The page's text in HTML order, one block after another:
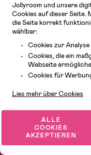
Auf Lager
Pinepeak Flaschenhalter
1,99 €
UVP: 4,99 €
Jollyroom und unsere
Cookies auf dieser Seite.
die Seite korrekt
wählbar:
Cookies zur
Cookies, die ein
Webseite
Cookies für
Lies mehr über Cookies
ALLE
COOKIES
AKZEPTIEREN